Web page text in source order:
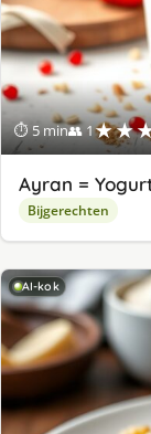
⏱ 5 min👥 1
Ayran =
Bijgerechten
AI-kok